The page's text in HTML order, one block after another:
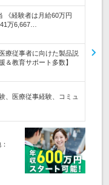
《経験者は月給60万円
万6,667…
療従事者に向けた製品説
＆教育サポート多数】
、医療従事経験、コミュ